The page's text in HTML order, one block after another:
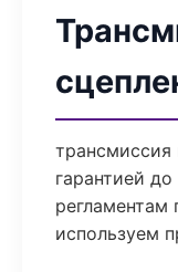
трансмиссия
гарантией
регламентам
используем